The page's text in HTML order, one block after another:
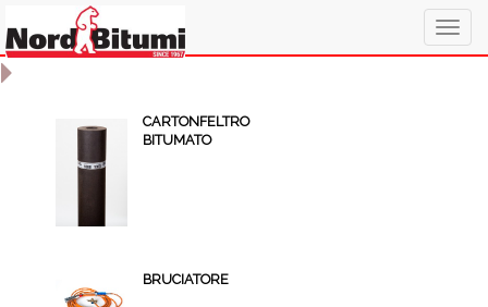
CARTONFELTRO
BITUMATO
BRUCIATORE